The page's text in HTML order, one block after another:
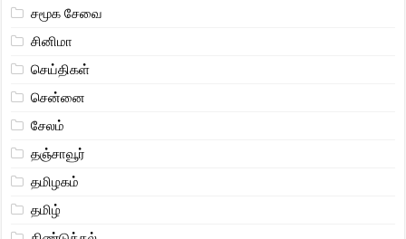
சமூக சேவை
சினிமா
செய்திகள்
சென்னை
சேலம்
தஞ்சாவூர்
தமிழகம்
தமிழ்